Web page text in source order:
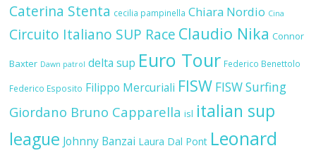
Caterina Stenta cecilia pampinella Chiara Nordio Cina
Circuito Italiano SUP Race Claudio Nika Connor
Baxter Dawn patrol delta sup Euro Tour Federico Benettolo
Federico Esposito Filippo Mercuriali FISW FISW Surfing
Giordano Bruno Capparella isl italian sup
league Johnny Banzai Laura Dal Pont Leonard